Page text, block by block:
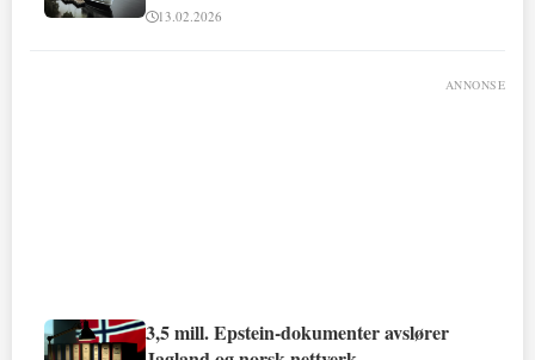
13.02.2026
ANNONSE
3,5 mill. Epstein-dokumenter avslører